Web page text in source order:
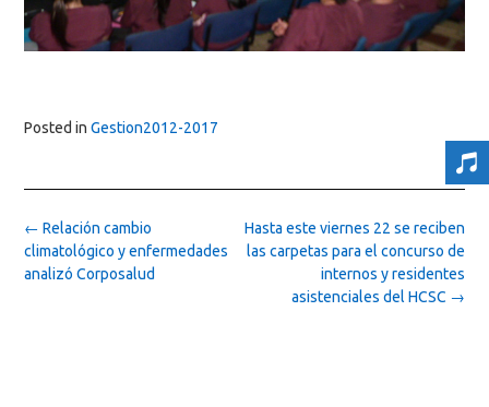
Posted in Gestion2012-2017
Post
navigation
Hasta este viernes 22 se reciben
las carpetas para el concurso de
internos y residentes
asistenciales del HCSC →
← Relación cambio
climatológico y enfermedades
analizó Corposalud